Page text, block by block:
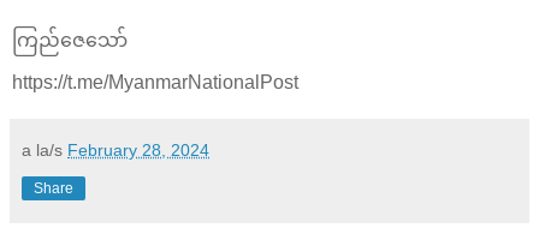
ကြည်​ဇေ​သော်
https://t.me/MyanmarNationalPost
a la/s February 28, 2024
Share